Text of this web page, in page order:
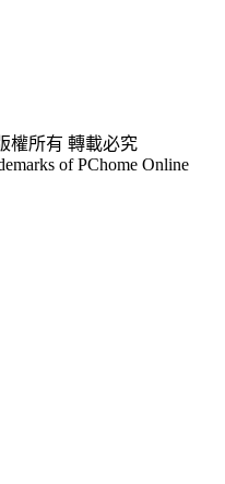
權所有 轉載必究
of PChome Online